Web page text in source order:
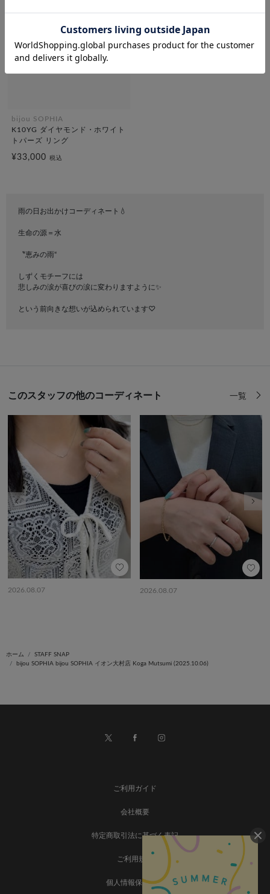
bijou SOPHIA
K10YG ダイヤモンド・ホワイト
トパーズ リング
¥33,000 税込
雨の日お出かけコーディネート💧
生命の源＝水
〝恵みの雨“
しずくモチーフには
悲しみの涙が喜びの涙に変わりますように✨
という前向きな想いが込められています♡
このスタッフの他のコーディネート 一覧
2026.08.07 2026.08.07
前の画像 次の
ホーム
STAFF SNAP
bijou SOPHIA bijou SOPHIA イオン大村店 Koga Mutsumi (2025.10.06)
ご利用ガイド
会社概要
特定商取引法に基づく表記
ご利用規約
個人情報保護方針